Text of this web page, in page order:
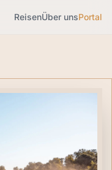
ReisenÜber unsPortal